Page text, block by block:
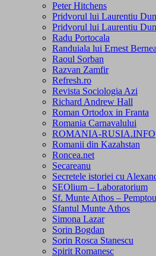
Peter Hitchens
Pridvorul lui Laurentiu
Pridvorul lui Laurentiu
Radu Portocala
Randuiala lui Ernest Bernea
Raoul Sorban
Razvan Zamfir
Refresh.ro
Revista Sociologia Azi
Richard Andrew Hall
Roman Ortodox in Franta
Romania Carnavalului
ROMANIA-RUSIA.INFO
Romanii din Kazahstan
Roncea.net
Secareanu
Secretele istoriei cu
SEOlium – Laboratorium
Sf. Munte Athos –
Sfantul Munte Athos
Simona Lazar
Sorin Bogdan
Sorin Rosca Stanescu
Spirit Romanesc